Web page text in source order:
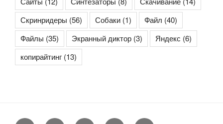
Скринридеры (56) Собаки (1) Файл (40)
Файлы (35) Экранный диктор (3) Яндекс (6)
копирайтинг (13)